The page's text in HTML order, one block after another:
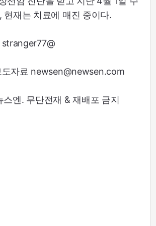
현재는 치료에 매진 중이다.
도자료 newsen@newsen.com
엔. 무단전재 & 재배포 금지